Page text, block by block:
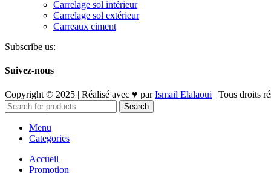
Carrelage sol intérieur
Carrelage sol extérieur
Carreaux ciment
Subscribe us:
Suivez-nous
Copyright © 2025 | Réalisé avec ♥ parIsmail Elalaoui | Tous droits
Search
Menu
Categories
Accueil
Promotion